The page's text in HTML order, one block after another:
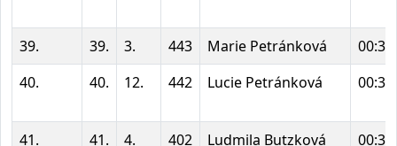
39. 39. 3. 443 Marie Petránková
40.
40. 12. 442 Lucie Petránková
41. 41. 4. 402 Ludmila Butzková